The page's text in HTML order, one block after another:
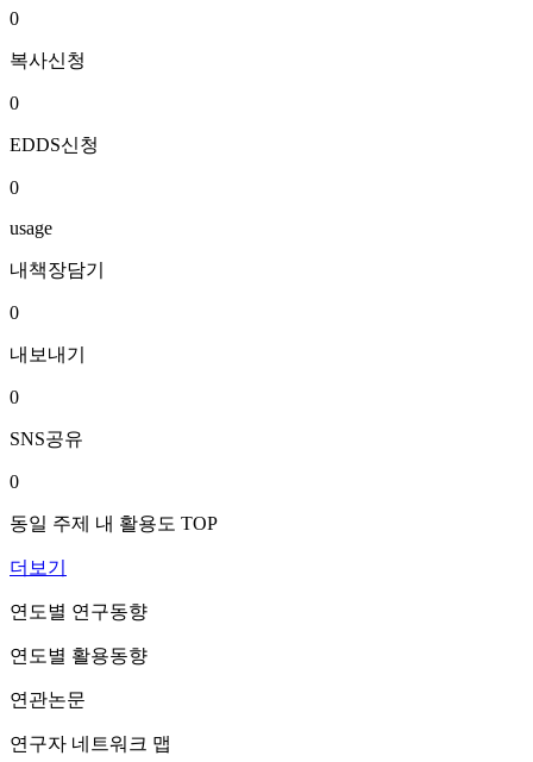
0
복사신청
0
EDDS신청
0
usage
내책장담기
0
내보내기
0
SNS공유
0
동일 주제 내 활용도 TOP
더보기
연도별 연구동향
연도별 활용동향
연관논문
연구자 네트워크 맵